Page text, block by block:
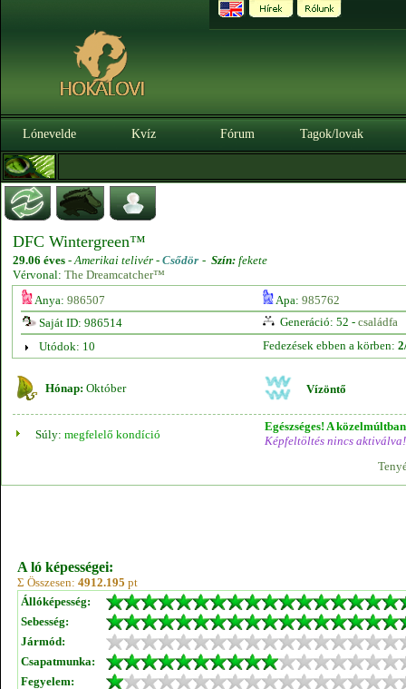
Lónevelde Kvíz Fórum Tagok/lovak
DFC Wintergreen™
29.06 éves -Amerikai telivér - Csődör - Szín: fekete
Vérvonal: The Dreamcatcher™
Anya: 986507 Apa: 985762
Saját ID: 986514
Generáció: 52 - családfa
Utódok: 10
Fedezések ebben a körben:
Hónap: Október Vízöntő
Súly: megfelelő kondíció
Egészséges! A
Képfeltöltés nincs aktiválva!
A ló képességei:
Σ Összesen: 4912.195 pt
Állóképesség:
Sebesség:
Jármód:
Csapatmunka:
Fegyelem: